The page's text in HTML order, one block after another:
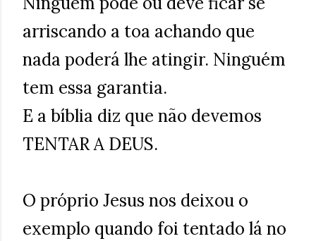
arriscando a toa achando que
nada poderá lhe atingir. Ninguém
tem essa garantia.
E a bíblia diz que não devemos
TENTAR A DEUS.
O próprio Jesus nos deixou o
exemplo quando foi tentado lá no